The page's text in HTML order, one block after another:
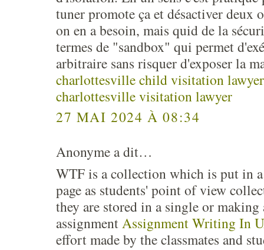
tuner promote ça et désactiver deux
on en a besoin, mais quid de la
termes de "sandbox" qui permet
arbitraire sans risquer d'exposer la
charlottesville child visitation lawyer
charlottesville visitation lawyer
27 MAI 2024 À 08:34
Anonyme a dit…
WTF is a collection which is put in
page as students' point of view
they are stored in a single or
assignmentAssignment Writing In
effort made by the classmates and